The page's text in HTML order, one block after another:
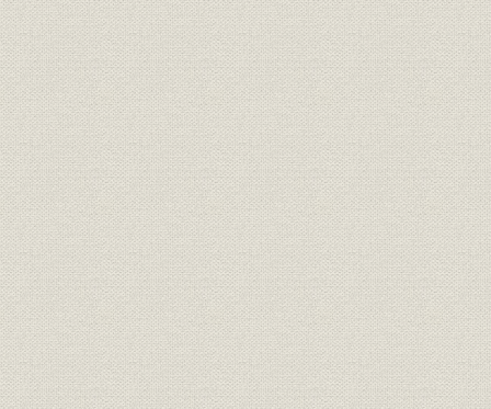
に―災害対策
技術;施設
未来をひらく新しい技術をめざ
して―技術開発
環境保全 おもな公害防止対策 昭和38年
施設 発送変電設備図 昭和27年3
施設 発送変電設備図 昭和36年